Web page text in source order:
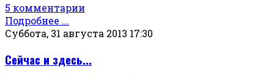
5 комментарии
Подробнее ...
Суббота, 31 августа 2013 17:30
Сейчас и здесь...